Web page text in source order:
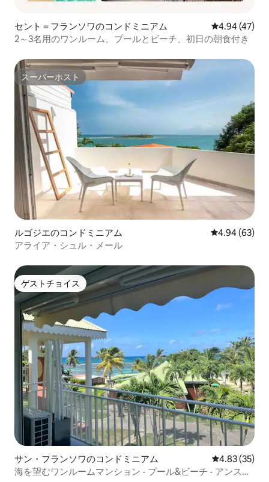
セント＝フランソワのコンドミニアム レビュー47
4.94 (47)
2～3名用のワンルーム、プールとビーチ、初日の朝食付き
スーパーホスト
スーパーホスト
ルゴジエのコンドミニアム レビュー63
4.94 (63)
アライア・シュル・メール
ゲストチョイス
ゲストチョイス
サン・フランソワのコンドミニアム レビュー35
4.83 (35)
海を望むワンルームマンション - プール&ビーチ - アンス・